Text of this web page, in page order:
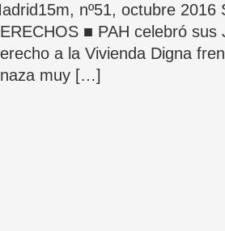
nº51, octubre 2016
■ PAH celebró sus
a la Vivienda Digna
muy […]